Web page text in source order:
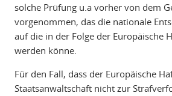
solche Prüfung u.a vorher von dem
vorgenommen, das die nationale
auf die in der Folge der Europäische
werden könne.
Für den Fall, dass der Europäische
Staatsanwaltschaft nicht zur